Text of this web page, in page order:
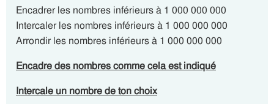
Encadrer les nombres inférieurs à 1 000 000 000
Intercaler les nombres inférieurs à 1 000 000 000
Arrondir les nombres inférieurs à 1 000 000 000
Encadre des nombres comme cela est indiqué
Intercale un nombre de ton choix